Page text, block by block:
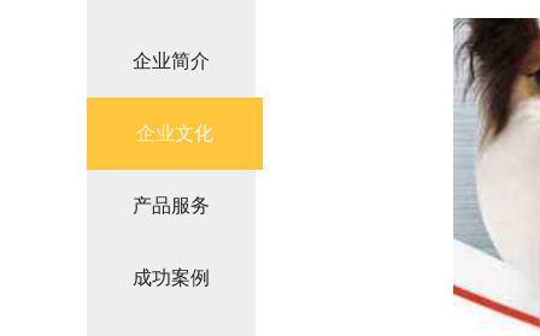
企业简介
企业文化
产品服务
成功案例